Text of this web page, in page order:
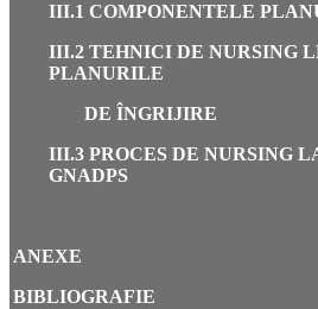
III.1 COMPONENTELE
III.2 TEHNICI DE NURSING
PLANURILE
DE ÎNGRIJIRE
III.3 PROCES DE NURSING
GNADPS
ANEXE
BIBLIOGRAFIE